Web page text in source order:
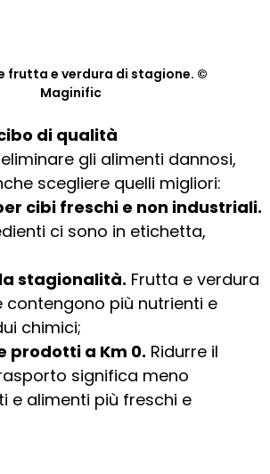
frutta e verdura di stagione. ©
Maginific
di qualità
gli alimenti dannosi,
scegliere quelli migliori:
cibi freschi e non industriali.
ci sono in etichetta,
stagionalità. Frutta e verdura
contengono più nutrienti e
chimici;
prodotti a Km 0. Ridurre il
significa meno
e alimenti più freschi e